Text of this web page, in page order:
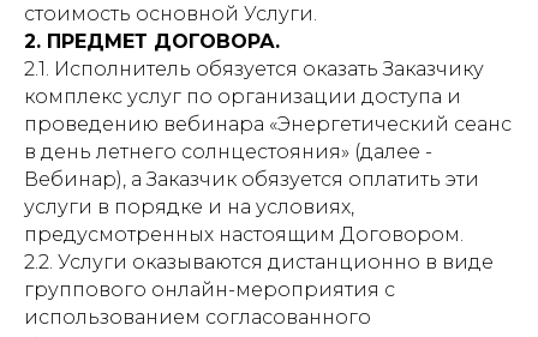
стоимость основной Услуги.
2. ПРЕДМЕТ ДОГОВОРА.
2.1. Исполнитель обязуется оказать Заказчику
комплекс услуг по организации доступа и
проведению вебинара «Энергетический сеанс
в день летнего солнцестояния» (далее -
Вебинар), а Заказчик обязуется оплатить эти
услуги в порядке и на условиях,
предусмотренных настоящим Договором.
2.2. Услуги оказываются дистанционно в виде
группового онлайн-мероприятия с
использованием согласованного